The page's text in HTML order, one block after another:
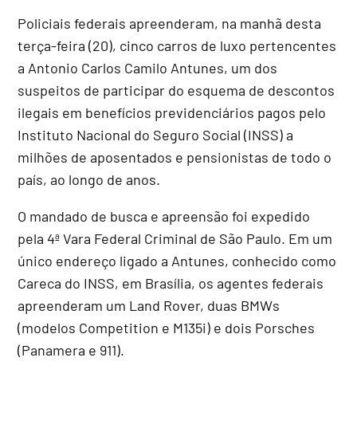
Policiais federais apreenderam, na manhã desta
terça-feira (20), cinco carros de luxo pertencentes
a Antonio Carlos Camilo Antunes, um dos
suspeitos de participar do esquema de descontos
ilegais em benefícios previdenciários pagos pelo
Instituto Nacional do Seguro Social (INSS) a
milhões de aposentados e pensionistas de todo o
país, ao longo de anos.
O mandado de busca e apreensão foi expedido
pela 4ª Vara Federal Criminal de São Paulo. Em um
único endereço ligado a Antunes, conhecido como
Careca do INSS, em Brasília, os agentes federais
apreenderam um Land Rover, duas BMWs
(modelos Competition e M135i) e dois Porsches
(Panamera e 911).